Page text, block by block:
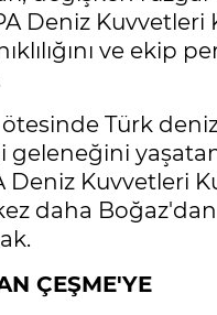
Kuvvetleri
ve ekip
ötesinde Türk
geleneğini
Kuvvetleri
daha
ÇEŞME'YE